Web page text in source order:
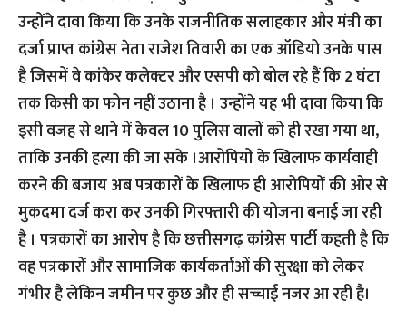
उन्होंने दावा किया कि उनके राजनीतिक सलाहकार और मंत्री का
दर्जा प्राप्त कांग्रेस नेता राजेश तिवारी का एक ऑडियो उनके पास
है जिसमें वे कांकेर कलेक्टर और एसपी को बोल रहे हैं कि 2 घंटा
तक किसी का फोन नहीं उठाना है । उन्होंने यह भी दावा किया कि
इसी वजह से थाने में केवल 10 पुलिस वालों को ही रखा गया था,
ताकि उनकी हत्या की जा सके ।आरोपियों के खिलाफ कार्यवाही
करने की बजाय अब पत्रकारों के खिलाफ ही आरोपियों की ओर से
मुकदमा दर्ज करा कर उनकी गिरफ्तारी की योजना बनाई जा रही
है । पत्रकारों का आरोप है कि छत्तीसगढ़ कांग्रेस पार्टी कहती है कि
वह पत्रकारों और सामाजिक कार्यकर्ताओं की सुरक्षा को लेकर
गंभीर है लेकिन जमीन पर कुछ और ही सच्चाई नजर आ रही है।